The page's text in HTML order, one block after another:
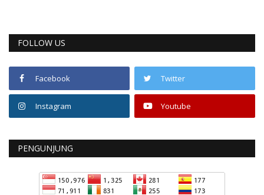
FOLLOW US
Facebook Twitter
Instagram Youtube
PENGUNJUNG